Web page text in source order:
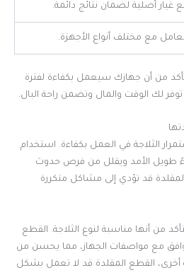
أصلية لضمان نتائج دائمة.
مع مختلف أنواع الأجهزة.
من أن جهازك سيعمل بكفاءة لفترة
لك الوقت والمال وتضمن راحة البال.
الثلاجة في العمل بكفاءة. استخدام
طويل الأمد ويقلل من فرص حدوث
قد تؤدي إلى مشاكل متكررة
من أنها مناسبة لنوع الثلاجة. القطع
مع مواصفات الجهاز، مما يحسن من
أخرى، القطع المقلدة قد لا تعمل بشكل